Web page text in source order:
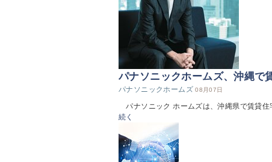
パナソニックホームズ、沖縄で
パナソニックホームズ08月07日
パナソニック ホームズは、沖縄県で賃貸
続く